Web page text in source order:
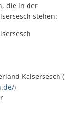
die in der
stehen:
Kaisersesch (
)